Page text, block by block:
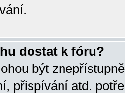
dostat k fóru?
být
přispívání atd.